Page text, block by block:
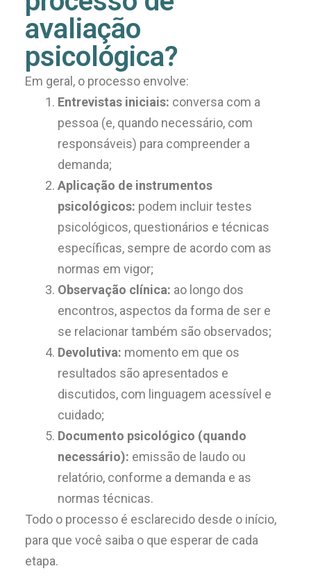
avaliação
psicológica?
Em geral, o processo envolve:
Entrevistas iniciais: conversa com a
pessoa (e, quando necessário, com
responsáveis) para compreender a
demanda;
Aplicação de instrumentos
psicológicos: podem incluir testes
psicológicos, questionários e técnicas
específicas, sempre de acordo com as
normas em vigor;
Observação clínica: ao longo dos
encontros, aspectos da forma de ser e
se relacionar também são observados;
Devolutiva: momento em que os
resultados são apresentados e
discutidos, com linguagem acessível e
cuidado;
Documento psicológico (quando
necessário): emissão de laudo ou
relatório, conforme a demanda e as
normas técnicas.
Todo o processo é esclarecido desde o início,
para que você saiba o que esperar de cada
etapa.